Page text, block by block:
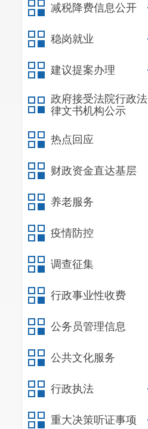
减税降费信息公开
稳岗就业
建议提案办理
政府接受法院行政法
律文书机构公示
热点回应
财政资金直达基层
养老服务
疫情防控
调查征集
行政事业性收费
公务员管理信息
公共文化服务
行政执法
重大决策听证事项